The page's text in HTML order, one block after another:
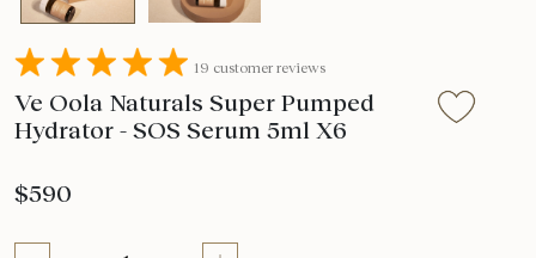
19 customer reviews
Ve Oola Naturals Super Pumped
Hydrator - SOS Serum 5ml X6
$590